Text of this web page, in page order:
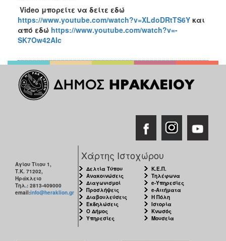
Video μπορείτε να δείτε εδώ
https://www.youtube.com/watch?v=XLdoDRtTS6Y και
από εδώ https://www.youtube.com/watch?v=-
SK7Ow42AIc
Αγίου Τίτου 1,
Τ.Κ. 71202,
Ηράκλειο
Τηλ.: 2813-409000
email:info@heraklion.gr
Χάρτης Ιστοχώρου
Δελτία Τύπου
Ανακοινώσεις
Διαγωνισμοί
Προσλήψεις
Διαβουλεύσεις
Εκδηλώσεις
Ο Δήμος
Υπηρεσίες
Κ.Ε.Π.
Τηλέφωνα
e-Υπηρεσίες
e-Αιτήματα
Η Πόλη
Ιστορία
Κνωσός
Μουσεία